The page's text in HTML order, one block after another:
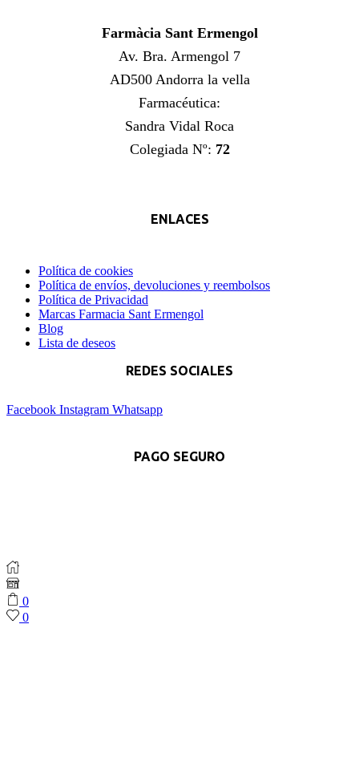
Farmàcia Sant Ermengol
Av. Bra. Armengol 7
AD500 Andorra la vella
Farmacéutica:
Sandra Vidal Roca
Colegiada Nº: 72
ENLACES
Política de cookies
Política de envíos, devoluciones y reembolsos
Política de Privacidad
Marcas Farmacia Sant Ermengol
Blog
Lista de deseos
REDES SOCIALES
Facebook Instagram Whatsapp
PAGO SEGURO
0
0